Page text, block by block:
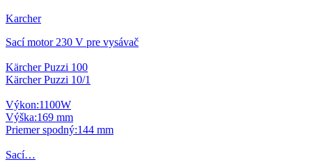
Karcher
Sací motor 230 V pre vysávač
Kärcher Puzzi 100
Kärcher Puzzi 10/1
Výkon:1100W
Výška:169 mm
Priemer spodný:144 mm
Sací…